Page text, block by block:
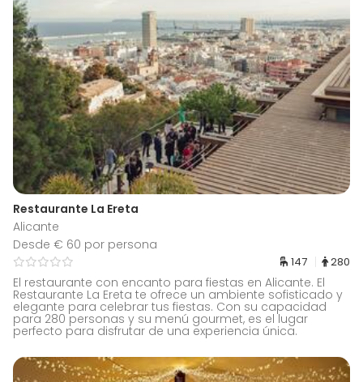
Restaurante La Ereta
Alicante
Desde € 60 por persona
147 280
El restaurante con encanto para fiestas en Alicante. El
Restaurante La Ereta te ofrece un ambiente sofisticado y
elegante para celebrar tus fiestas. Con su capacidad
para 280 personas y su menú gourmet, es el lugar
perfecto para disfrutar de una experiencia única.